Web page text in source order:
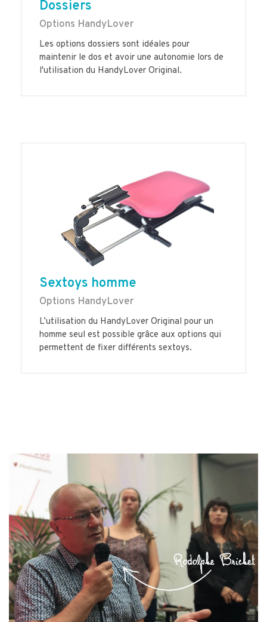
Dossiers
Options HandyLover
Les options dossiers sont idéales pour
maintenir le dos et avoir une autonomie lors de
l'utilisation du HandyLover Original.
Sextoys homme
Options HandyLover
L’utilisation du HandyLover Original pour un
homme seul est possible grâce aux options qui
permettent de fixer différents sextoys.